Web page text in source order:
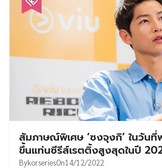
สัมภาษณ์พิเศษ ‘ซงจุงกิ’ ในวันที่
ขึ้นแท่นซีรีส์เรตติ้งสูงสุดในปี
BykorseriesOn14/12/2022